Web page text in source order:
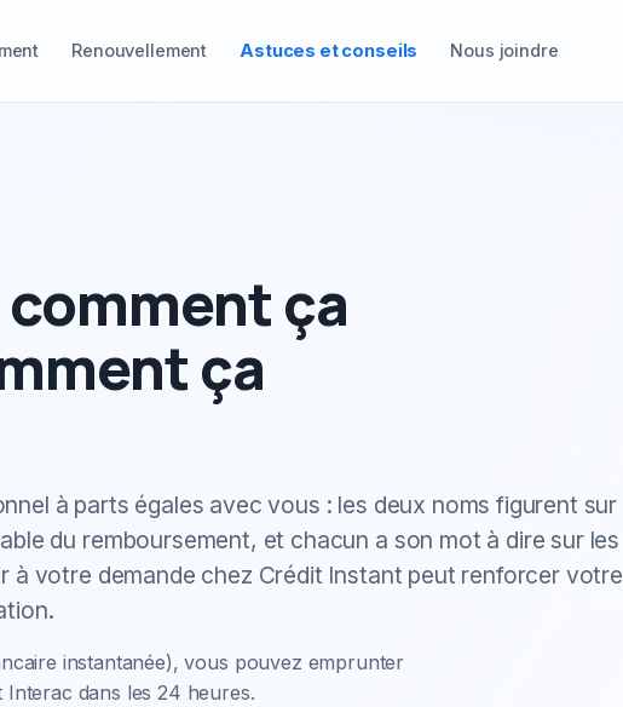
Renouvellement Astuces et conseils Nous joindre
ça
ça
à parts égales avec vous : les deux noms figurent sur
du remboursement, et chacun a son mot à dire sur les
à votre demande chez Crédit Instant peut renforcer votre
instantanée), vous pouvez emprunter
dans les 24 heures.